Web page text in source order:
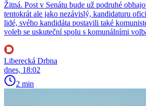
Žitná. Post v Senátu bude už podruhé
tentokrát ale jako nezávislý, kandidaturu
lidé, svého kandidáta postavili také
voleb se uskuteční spolu s komunálními
Liberecká Drbna
dnes, 18:02
2 min